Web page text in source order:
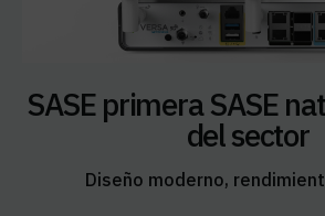
SASE primera SASE
del sector
Diseño moderno,